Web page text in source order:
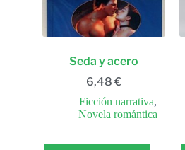
Seda y acero
6,48 €
Ficción narrativa,
Novela romántica